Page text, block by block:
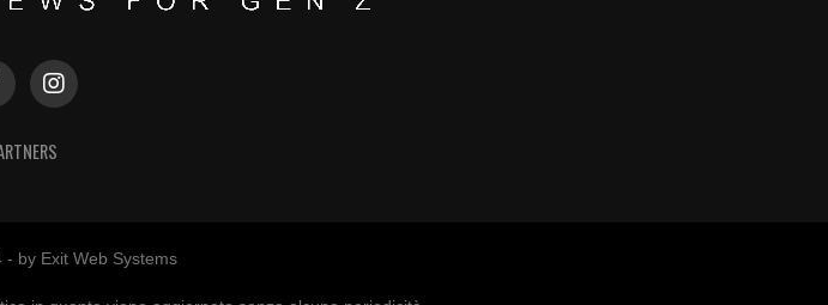
by Exit Web Systems